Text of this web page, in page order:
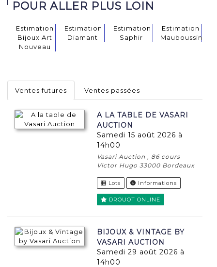
POUR ALLER PLUS LOIN
Estimation
Bijoux Art
Nouveau
Estimation
Diamant
Estimation
Saphir
Estimation
Mauboussin
Ventes futures Ventes passées
A LA TABLE DE VASARI
AUCTION
samedi 15 août 2026 à
14h00
Vasari Auction , 86 cours
Victor Hugo 33000 Bordeaux
Lots Informations
DROUOT ONLINE
BIJOUX & VINTAGE BY
VASARI AUCTION
samedi 29 août 2026 à
14h00